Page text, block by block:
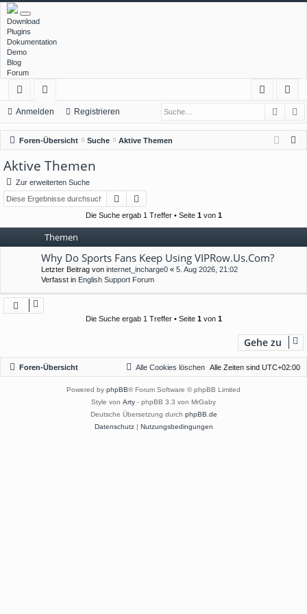
Download
Plugins
Dokumentation
Demo
Blog
Forum
ch
ne
llz
ug
rif
or
en
m
el
ist
rie
Anmelden Registrieren
Foren-Übersicht Suche Aktive Themen
Aktive Themen
Zur erweiterten Suche
Suche
Die Suche ergab 1 Treffer • Seite 1von 1
Themen
Why Do Sports Fans Keep Using VIPRow.Us.Com?
Letzter Beitrag von internet_incharge0 « 5. Aug 2026, 21:02
Verfasst in English Support Forum
Die Suche ergab 1 Treffer • Seite 1von 1
Gehe zu
Foren-Übersicht Alle Zeiten sind UTC+02:00
Alle Cookies löschen
Powered by phpBB® Forum Software © phpBB Limited
Style von Arty - phpBB 3.3 von MrGaby
Deutsche Übersetzung durch phpBB.de
Datenschutz| Nutzungsbedingungen